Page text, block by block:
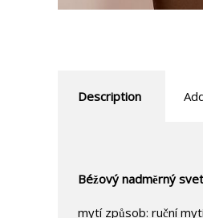
Description
Béžový nadměrný
mytí způsob: ruční